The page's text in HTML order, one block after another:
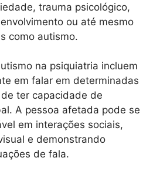
trauma psicológico,
ou até mesmo
como autismo.
na psiquiatria incluem
em falar em determinadas
ter capacidade de
A pessoa afetada pode se
em interações sociais,
e demonstrando
de fala.